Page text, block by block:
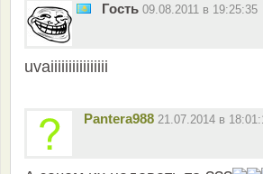
Гость 09.08.2011 в 19:25:35
uvaiiiiiiiiiiiiiiii
Pantera988 21.07.2014 в